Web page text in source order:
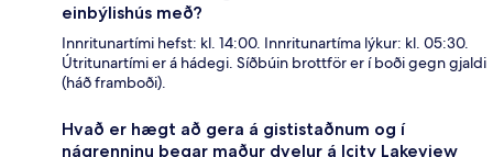
einbýlishús með?
Innritunartími hefst: kl. 14:00. Innritunartíma lýkur: kl. 05:30.
Útritunartími er á hádegi. Síðbúin brottför er í boði gegn gjaldi
(háð framboði).
Hvað er hægt að gera á gististaðnum og í
nágrenninu þegar maður dvelur á Icity Lakeview